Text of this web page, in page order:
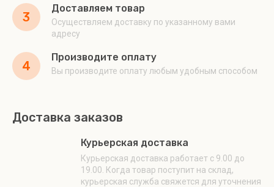
3
Доставляем товар
Осуществляем доставку по указанному вами
адресу
4
Производите оплату
Вы производите оплату любым удобным способом
Доставка заказов
Курьерская доставка
Курьерская доставка работает с 9.00 до
19.00. Когда товар поступит на склад,
курьерская служба свяжется для уточнения